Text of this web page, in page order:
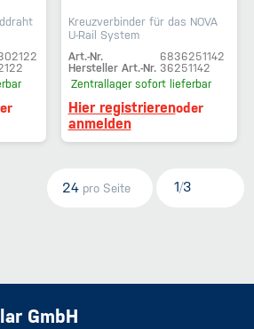
Kreuzverbinder für das NOVA
U-Rail System
Art.-Nr.
6836251142
Hersteller Art.-Nr. 36251142
Zentrallager sofort lieferbar
Hier registrierenoder
anmelden
24 pro Seite 1/3
GmbH